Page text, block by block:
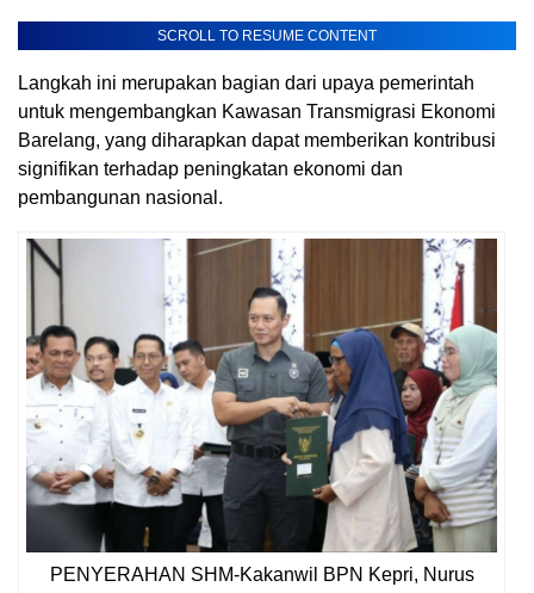
SCROLL TO RESUME CONTENT
Langkah ini merupakan bagian dari upaya pemerintah
untuk mengembangkan Kawasan Transmigrasi Ekonomi
Barelang, yang diharapkan dapat memberikan kontribusi
signifikan terhadap peningkatan ekonomi dan
pembangunan nasional.
PENYERAHAN SHM-Kakanwil BPN Kepri, Nurus